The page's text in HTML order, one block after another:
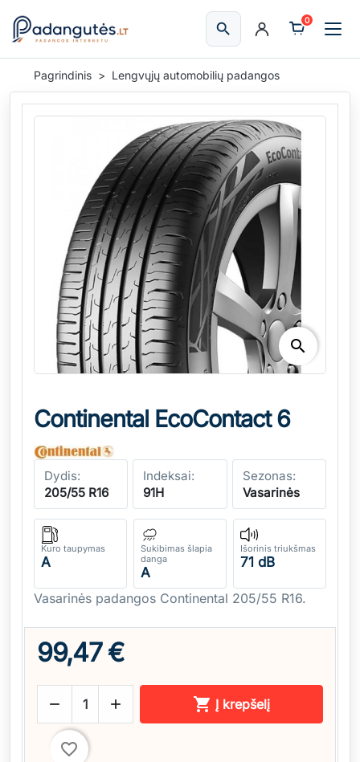
searchIeškoti
0
Pagrindinis Lengvųjų automobilių padangos
search
Continental EcoContact 6
Dydis:
205/55 R16
Indeksai:
91H
Sezonas:
Vasarinės
Kuro taupymas
A
Sukibimas šlapia
danga
A
Išorinis triukšmas
71 dB
Vasarinės padangos Continental 205/55 R16.
99,47 €
   Į krepšelį
favorite_border